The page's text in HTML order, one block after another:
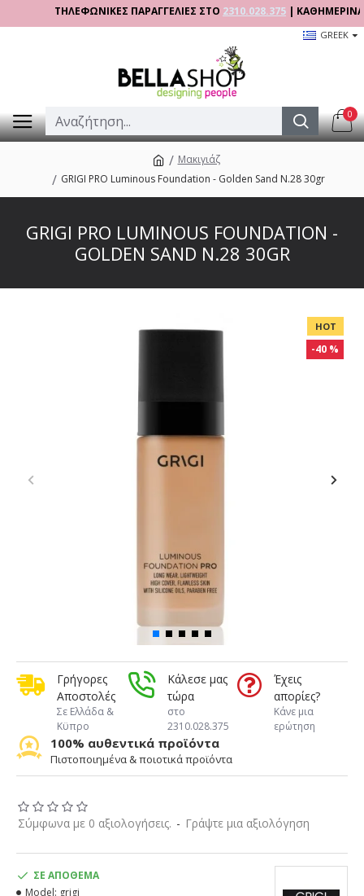
ΤΗΛΕΦΩΝΙΚΕΣ ΠΑΡΑΓΓΕΛΙΕΣ ΣΤΟ2310.028.375| ΚΑΘΗΜΕΡΙΝΑ
GREEK
0
Μακιγιάζ
GRIGI PRO Luminous Foundation - Golden Sand N.28 30gr
GRIGI PRO LUMINOUS FOUNDATION -
GOLDEN SAND N.28 30GR
HOT
-40 %
Γρήγορες
Αποστολές
Σε Ελλάδα &
Κϋπρο
Κάλεσε μας
τώρα
στο
2310.028.375
Έχεις
απορίες?
Κάνε μια
ερώτηση
100% αυθεντικά προϊόντα
Πιστοποιημένα & ποιοτικά προϊόντα
Σύμφωνα με 0 αξιολογήσεις. - Γράψτε μια αξιολόγηση
ΣΕ ΑΠΌΘΕΜΑ
Model: grigi